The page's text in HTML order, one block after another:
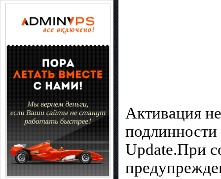
Активация
подлинности
Update.При